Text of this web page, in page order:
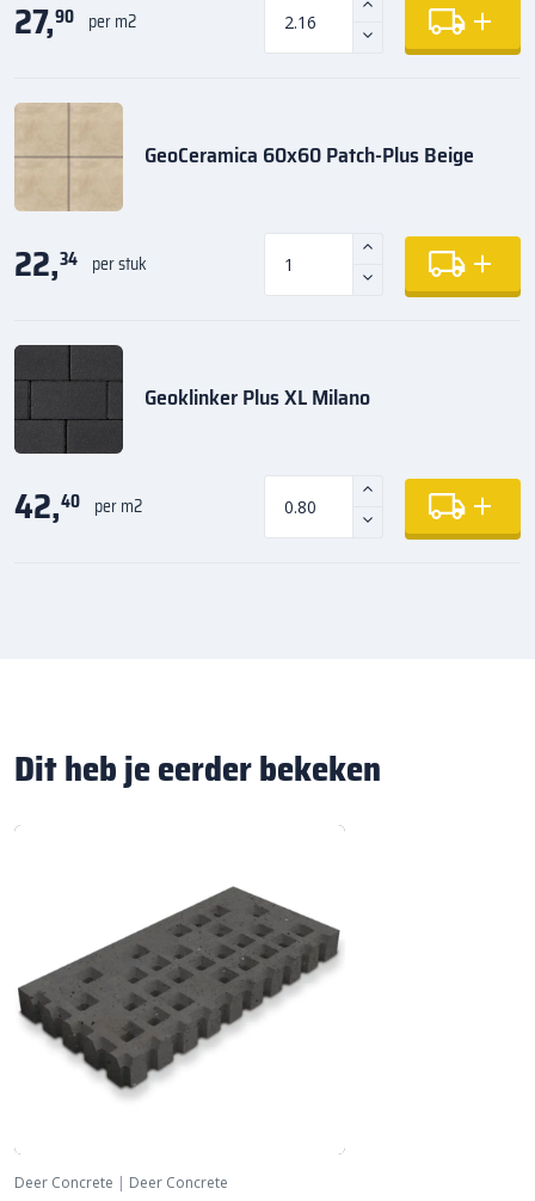
27,90 per m2
GeoCeramica 60x60 Patch-Plus Beige
22,34 per stuk
Geoklinker Plus XL Milano
42,40 per m2
Dit heb je eerder bekeken
Deer Concrete | Deer Concrete